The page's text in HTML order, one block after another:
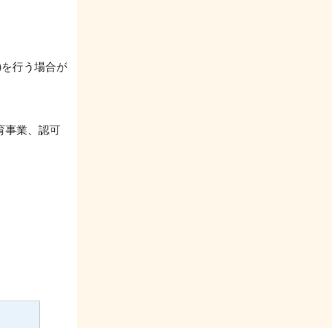
行う場合が
事業、認可